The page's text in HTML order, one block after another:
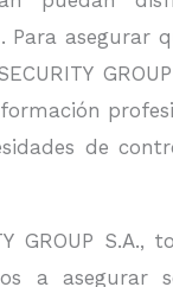
Para asegurar
de
GROUP S.A.,
a asegurar